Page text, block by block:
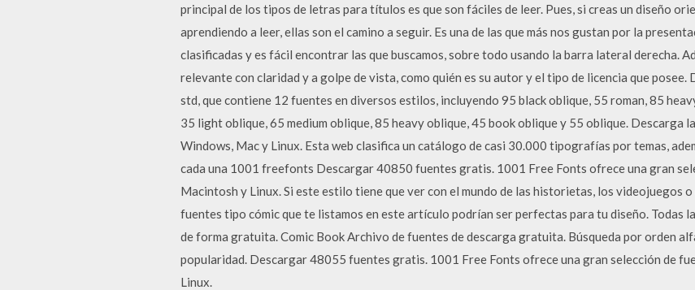
principal de los tipos de letras para títulos es que son fáciles de leer. Pues, si creas un diseño
aprendiendo a leer, ellas son el camino a seguir. Es una de las que más nos gustan por la
clasificadas y es fácil encontrar las que buscamos, sobre todo usando la barra lateral derecha.
relevante con claridad y a golpe de vista, como quién es su autor y el tipo de licencia que
std, que contiene 12 fuentes en diversos estilos, incluyendo 95 black oblique, 55 roman, 85
35 light oblique, 65 medium oblique, 85 heavy oblique, 45 book oblique y 55 oblique. Descarga
Windows, Mac y Linux. Esta web clasifica un catálogo de casi 30.000 tipografías por temas,
cada una 1001 freefonts Descargar 40850 fuentes gratis. 1001 Free Fonts ofrece una gran
Macintosh y Linux. Si este estilo tiene que ver con el mundo de las historietas, los videojuegos
fuentes tipo cómic que te listamos en este artículo podrían ser perfectas para tu diseño. Todas
de forma gratuita. Comic Book Archivo de fuentes de descarga gratuita. Búsqueda por orden
popularidad. Descargar 48055 fuentes gratis. 1001 Free Fonts ofrece una gran selección de
Linux.